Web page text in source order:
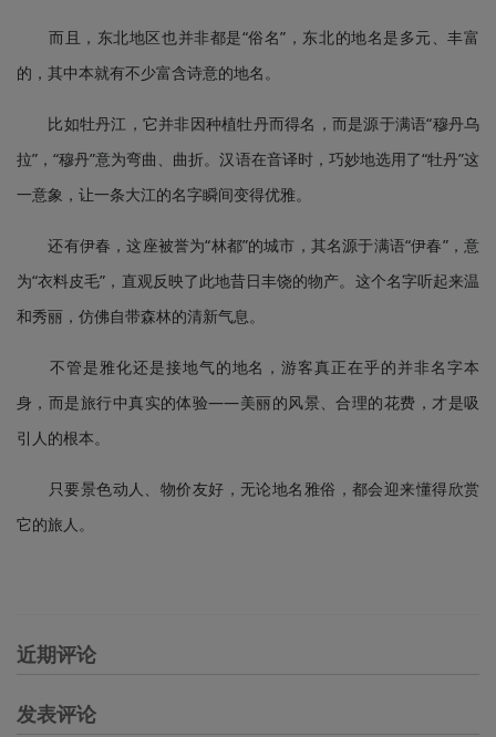
而且，东北地区也并非都是“俗名”，东北的地名是多元、丰富
的，其中本就有不少富含诗意的地名。
比如牡丹江，它并非因种植牡丹而得名，而是源于满语“穆丹乌
拉”，“穆丹”意为弯曲、曲折。汉语在音译时，巧妙地选用了“牡丹”这
一意象，让一条大江的名字瞬间变得优雅。
还有伊春，这座被誉为“林都”的城市，其名源于满语“伊春”，意
为“衣料皮毛”，直观反映了此地昔日丰饶的物产。这个名字听起来温
和秀丽，仿佛自带森林的清新气息。
不管是雅化还是接地气的地名，游客真正在乎的并非名字本
身，而是旅行中真实的体验——美丽的风景、合理的花费，才是吸
引人的根本。
只要景色动人、物价友好，无论地名雅俗，都会迎来懂得欣赏
它的旅人。
近期评论
发表评论